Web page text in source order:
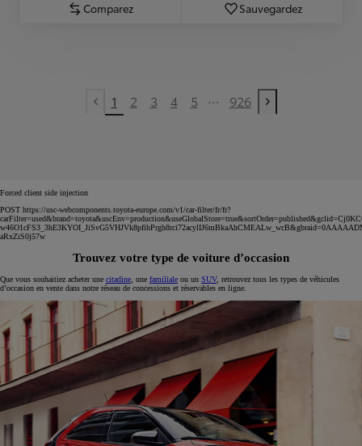
Comparez Sauvegardez
Previous page
1 2 3 4 5 ... 926
Next page
Forced client side injection
POST https://usc-webcomponents.toyota-europe.com/v1/car-filter/fr/fr?
aRxZiS0j57w
Trouvez votre type de voiture d’occasion
Que vous souhaitiez acheter une citadine , une familiale ou un SUV, retrouvez tous les types de véhicules
d’occasion en vente dans notre réseau de concessions et réservables en ligne.